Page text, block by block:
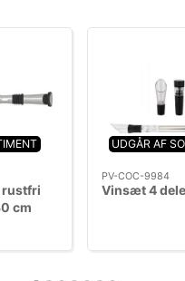
rustfri
cm
UDGÅR AF
PV-COC-9984
Vinsæt 4 dele